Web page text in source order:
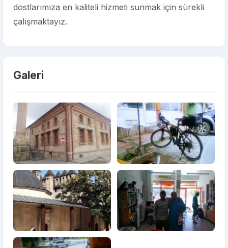
dostlarımıza en kaliteli hizmeti sunmak için sürekli
çalışmaktayız.
Galeri